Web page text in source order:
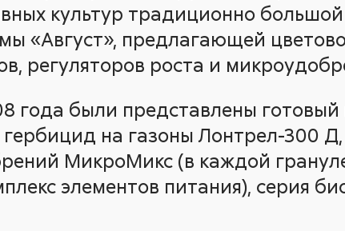
культур традиционно
«Август», предлагающей
регуляторов роста и
года были представлены
гербицид на газоны Лонтрел-300 Д,
МикроМикс (в каждой
элементов питания), серия